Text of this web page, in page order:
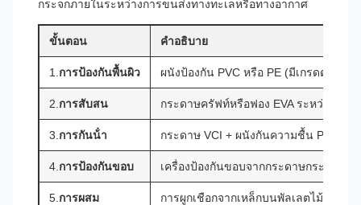
กระจกภายในระหว่างการขนส่งทางทะเลหรือทางอากาศ
ขั้นตอน คําอธิบาย
1. การป้องกันพื้นผิว ผนังป้องกัน PVC หรือ PE (มีเกรดตัดด้วย
2. การสับสน กระดาษครัฟท์หรือฟอง EVA ระหว่างแผ่
3. การกันน้ํา กระดาษ VCI + ผนังกันความชื้น PE
4. การป้องกันขอบ เครื่องป้องกันขอบจากกระดาษกระดาษห
5. การผสม การผูกเชือกจากเหล็กบนพัลเลตไม้ที่ใช้ง